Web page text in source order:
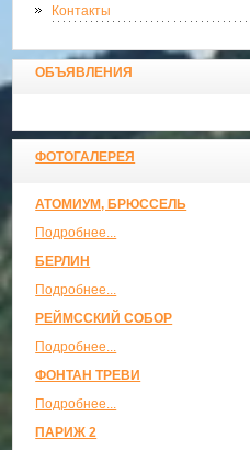
Контакты
ОБЪЯВЛЕНИЯ
ФОТОГАЛЕРЕЯ
АТОМИУМ, БРЮССЕЛЬ
Подробнее...
БЕРЛИН
Подробнее...
РЕЙМССКИЙ СОБОР
Подробнее...
ФОНТАН ТРЕВИ
Подробнее...
ПАРИЖ 2